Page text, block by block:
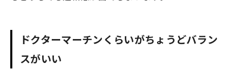
ドクターマーチンくらいがちょうどバラン
スがいい